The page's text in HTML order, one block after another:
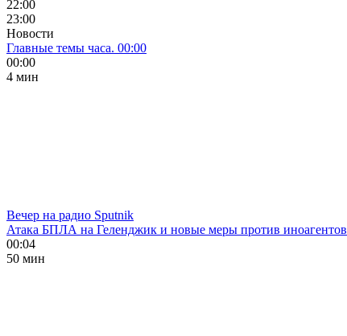
22:00
23:00
Новости
Главные темы часа. 00:00
00:00
4 мин
Вечер на радио Sputnik
Атака БПЛА на Геленджик и новые меры против иноагентов
00:04
50 мин